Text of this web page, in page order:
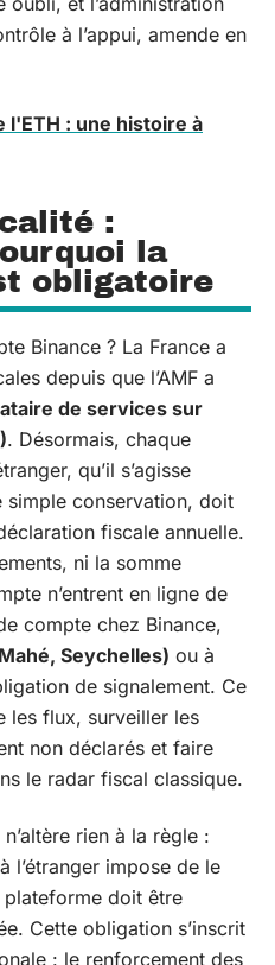
à l’appui, amende en
l'ETH : une histoire à
:
la
obligatoire
Binance ? La France a
depuis que l’AMF a
de services sur
. Désormais, chaque
qu’il s’agisse
simple conservation, doit
fiscale annuelle.
ni la somme
n’entrent en ligne de
compte chez Binance,
Seychelles) ou à
de signalement. Ce
les flux, surveiller les
non déclarés et faire
le radar fiscal classique.
rien à la règle :
l’étranger impose de le
doit être
Cette obligation s’inscrit
: le renforcement des